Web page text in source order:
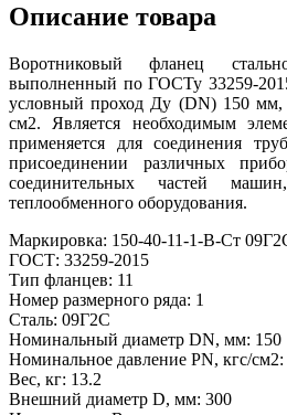
Описание товара
Воротниковый фланец
выполненный по ГОСТу 33259-
условный проход Ду (DN) 150 мм,
см2. Является необходимым
применяется для соединения
присоединении различных
соединительных частей
теплообменного оборудования.
Маркировка: 150-40-11-1-В-Ст
ГОСТ: 33259-2015
Тип фланцев: 11
Номер размерного ряда: 1
Сталь: 09Г2С
Номинальный диаметр DN, мм: 150
Номинальное давление PN, кгс/см2:
Вес, кг: 13.2
Внешний диаметр D, мм: 300